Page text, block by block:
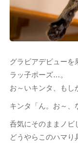
グラビアデビューを
ラッ子ポーズ…。
お～いキンタ、もし
キンタ「ん。お～、
呑気にそのままノビ
どうやらこのハマり